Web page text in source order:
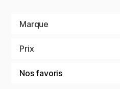
Marque
Prix